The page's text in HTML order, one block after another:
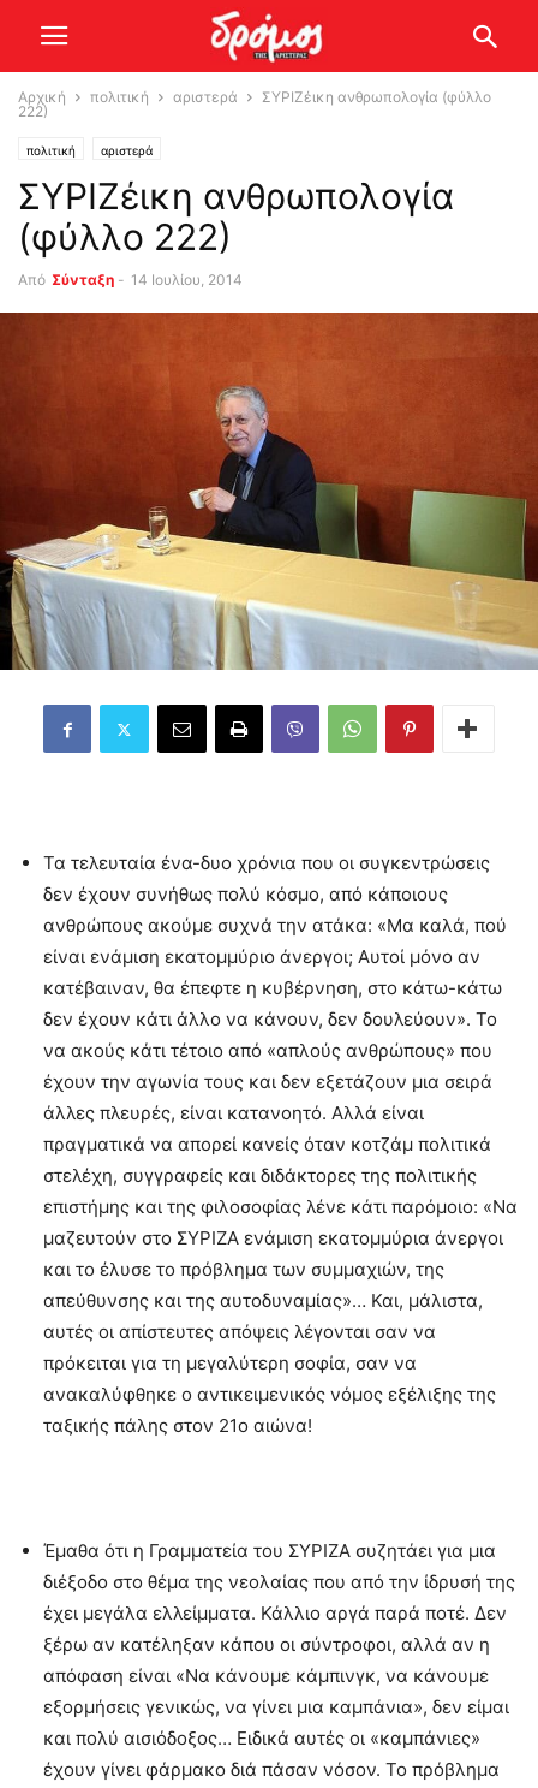
Αρχική πολιτική αριστερά
ΣΥΡΙΖέικη ανθρωπολογία (φύλλο
222)
πολιτική αριστερά
ΣΥΡΙΖέικη ανθρωπολογία
(φύλλο 222)
Από Σύνταξη - 14 Ιουλίου, 2014
Τα τελευταία ένα-δυο χρόνια που οι συγκεντρώσεις
δεν έχουν συνήθως πολύ κόσμο, από κάποιους
ανθρώπους ακούμε συχνά την ατάκα: «Μα καλά, πού
είναι ενάμιση εκατομμύριο άνεργοι; Αυτοί μόνο αν
κατέβαιναν, θα έπεφτε η κυβέρνηση, στο κάτω-κάτω
δεν έχουν κάτι άλλο να κάνουν, δεν δουλεύουν». Το
να ακούς κάτι τέτοιο από «απλούς ανθρώπους» που
έχουν την αγωνία τους και δεν εξετάζουν μια σειρά
άλλες πλευρές, είναι κατανοητό. Αλλά είναι
πραγματικά να απορεί κανείς όταν κοτζάμ πολιτικά
στελέχη, συγγραφείς και διδάκτορες της πολιτικής
επιστήμης και της φιλοσοφίας λένε κάτι παρόμοιο: «Να
μαζευτούν στο ΣΥΡΙΖΑ ενάμιση εκατομμύρια άνεργοι
και το έλυσε το πρόβλημα των συμμαχιών, της
απεύθυνσης και της αυτοδυναμίας»… Και, μάλιστα,
αυτές οι απίστευτες απόψεις λέγονται σαν να
πρόκειται για τη μεγαλύτερη σοφία, σαν να
ανακαλύφθηκε ο αντικειμενικός νόμος εξέλιξης της
ταξικής πάλης στον 21ο αιώνα!
Έμαθα ότι η Γραμματεία του ΣΥΡΙΖΑ συζητάει για μια
διέξοδο στο θέμα της νεολαίας που από την ίδρυσή της
έχει μεγάλα ελλείμματα. Κάλλιο αργά παρά ποτέ. Δεν
ξέρω αν κατέληξαν κάπου οι σύντροφοι, αλλά αν η
απόφαση είναι «Να κάνουμε κάμπινγκ, να κάνουμε
εξορμήσεις γενικώς, να γίνει μια καμπάνια», δεν είμαι
και πολύ αισιόδοξος… Ειδικά αυτές οι «καμπάνιες»
έχουν γίνει φάρμακο διά πάσαν νόσον. Το πρόβλημα